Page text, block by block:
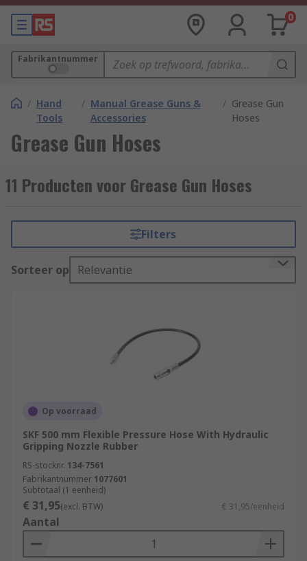
0
Fabrikantnummer
/ Hand
Tools
/ Manual Grease Guns &
Accessories
/ Grease Gun
Hoses
Grease Gun Hoses
11 Producten voor Grease Gun Hoses
Filters
Sorteer op Relevantie
Op voorraad
SKF 500 mm Flexible Pressure Hose With Hydraulic
Gripping Nozzle Rubber
RS-stocknr. 134-7561
Fabrikantnummer 1077601
Subtotaal (1 eenheid)
€ 31,95(excl. BTW) € 31,95/eenheid
Aantal